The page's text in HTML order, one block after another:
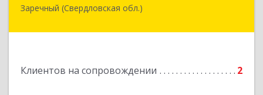
Заречный (Свердловская обл.)
Клиентов на сопровождении 2
Свердловская обл, г. Заречный, ул. Кузнецова,